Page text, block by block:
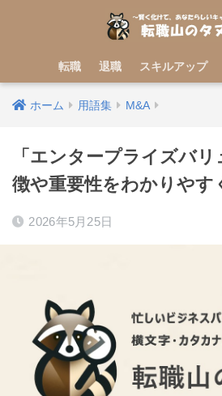
転職 退職 スキルアップ
ホーム 用語集 M&A
「エンタープライズバ
徴や重要性をわかりやす
2026年5月25日